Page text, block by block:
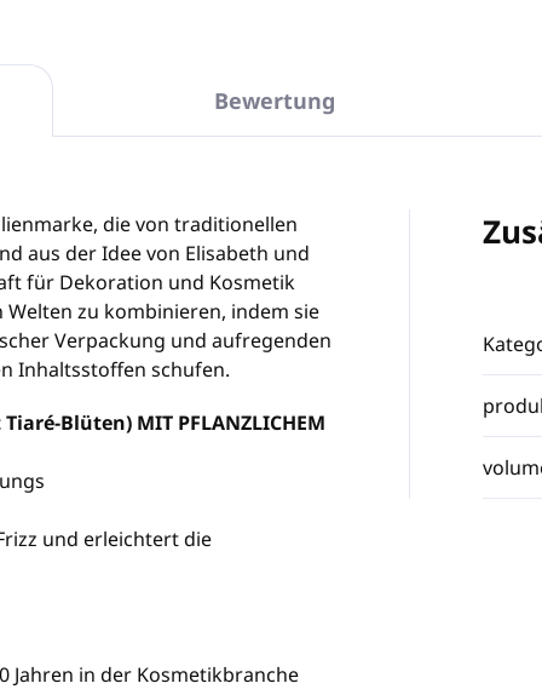
Bewertung
die von traditionellen
aus der Idee von Elisabeth und
für Dekoration und Kosmetik
Welten zu kombinieren, indem sie
Verpackung und aufregenden
Inhaltsstoffen schufen.
Blüten) MIT PFLANZLICHEM
und erleichtert die
Jahren in der Kosmetikbranche